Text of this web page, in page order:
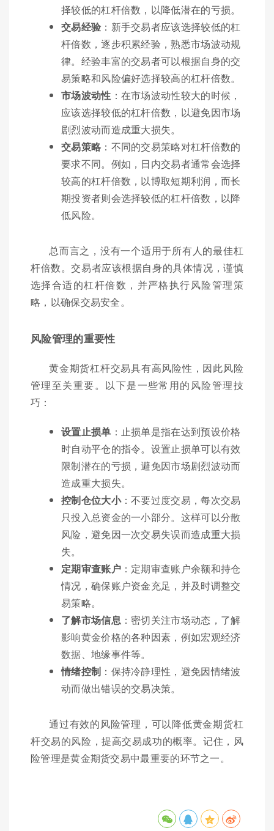
择较低的杠杆倍数，以降低潜在的亏损。
交易经验 ：新手交易者应该选择较低的杠
杆倍数，逐步积累经验，熟悉市场波动规
律。经验丰富的交易者可以根据自身的交
易策略和风险偏好选择较高的杠杆倍数。
市场波动性 ：在市场波动性较大的时候，
应该选择较低的杠杆倍数，以避免因市场
剧烈波动而造成重大损失。
交易策略 ：不同的交易策略对杠杆倍数的
要求不同。例如，日内交易者通常会选择
较高的杠杆倍数，以博取短期利润，而长
期投资者则会选择较低的杠杆倍数，以降
低风险。
总而言之，没有一个适用于所有人的最佳杠
杆倍数。交易者应该根据自身的具体情况，谨慎
选择合适的杠杆倍数，并严格执行风险管理策
略，以确保交易安全。
风险管理的重要性
黄金期货杠杆交易具有高风险性，因此风险
管理至关重要。以下是一些常用的风险管理技
巧：
设置止损单 ：止损单是指在达到预设价格
时自动平仓的指令。设置止损单可以有效
限制潜在的亏损，避免因市场剧烈波动而
造成重大损失。
控制仓位大小：不要过度交易，每次交易
只投入总资金的一小部分。这样可以分散
风险，避免因一次交易失误而造成重大损
失。
定期审查账户：定期审查账户余额和持仓
情况，确保账户资金充足，并及时调整交
易策略。
了解市场信息 ：密切关注市场动态，了解
影响黄金价格的各种因素，例如宏观经济
数据、地缘事件等。
情绪控制 ：保持冷静理性，避免因情绪波
动而做出错误的交易决策。
通过有效的风险管理，可以降低黄金期货杠
杆交易的风险，提高交易成功的概率。记住，风
险管理是黄金期货交易中最重要的环节之一。